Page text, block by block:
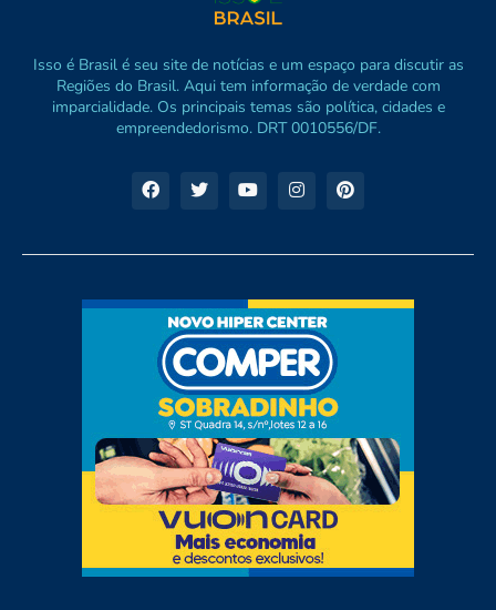
Isso é Brasil é seu site de notícias e um espaço para discutir as
Regiões do Brasil. Aqui tem informação de verdade com
imparcialidade. Os principais temas são política, cidades e
empreendedorismo. DRT 0010556/DF.